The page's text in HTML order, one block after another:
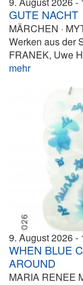
GUTE NACHT
MÄRCHEN ·
Werken aus der
FRANEK, Uwe
mehr
9. August 2026
WHEN BLUE
AROUND
MARIA RENEE